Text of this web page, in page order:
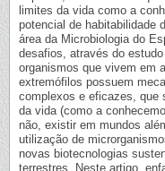
limites da vida como a
potencial de habitabilidade
área da Microbiologia do
desafios, através do
organismos que vivem em
extremófilos possuem
complexos e eficazes, que
da vida (como a
não, existir em mundos
utilização de
novas biotecnologias
terrestres. Neste artigo,